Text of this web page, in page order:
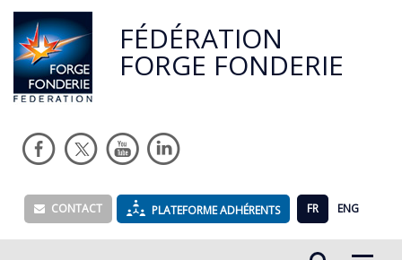
FÉDÉRATION
FORGE FONDERIE
CONTACT PLATEFORME ADHÉRENTS FR ENG
Rechercher...